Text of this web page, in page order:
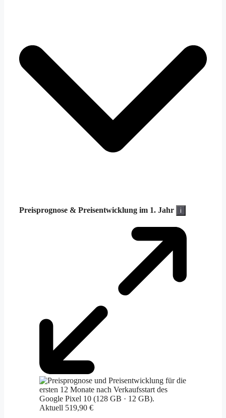
Preisprognose & Preisentwicklung im 1. Jahr i
Aktuell 519,90 €